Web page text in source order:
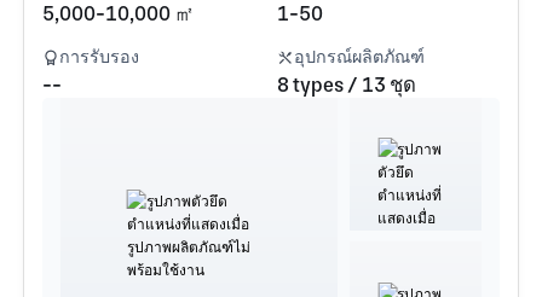
5,000-10,000 ㎡ 1-50
การรับรอง
--
อุปกรณ์ผลิตภัณฑ์
8 types / 13 ชุด